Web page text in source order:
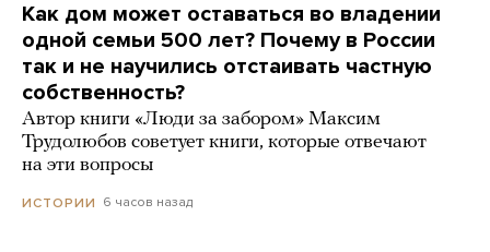
Как дом может оставаться во владении
одной семьи 500 лет? Почему в России
так и не научились отстаивать частную
собственность?
Автор книги «Люди за забором» Максим
Трудолюбов советует книги, которые отвечают
на эти вопросы
ИСТОРИИ 6 часов назад